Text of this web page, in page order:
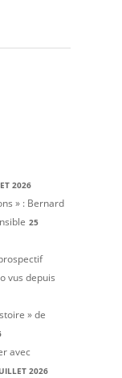
2026
» : Bernard
25
vus depuis
» de
avec
2026